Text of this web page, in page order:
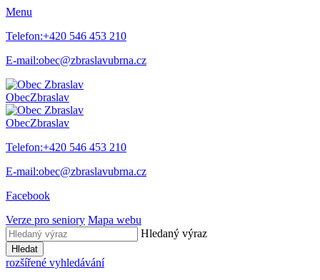
Menu
Telefon:+420 546 453 210
E-mail:obec@zbraslavubrna.cz
ObecZbraslav
ObecZbraslav
Telefon:+420 546 453 210
E-mail:obec@zbraslavubrna.cz
Facebook
Verze pro seniory Mapa webu
Hledaný výraz
Hledat
rozšířené vyhledávání